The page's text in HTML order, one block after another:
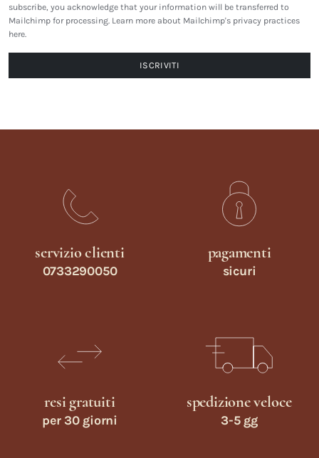
subscribe, you acknowledge that your information will be transferred to
Mailchimp for processing. Learn more about Mailchimp's privacy practices
here.
servizio clienti
0733290050
pagamenti
sicuri
resi gratuiti
per 30 giorni
spedizione veloce
3-5 gg